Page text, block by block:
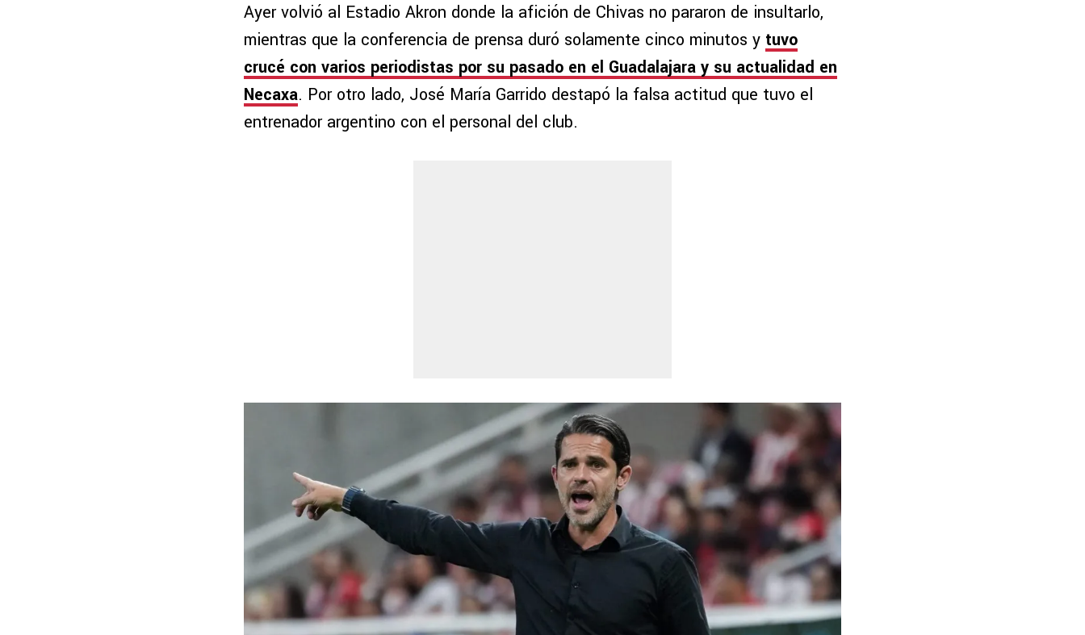
Ayer volvió al Estadio Akron donde la afición de Chivas no pararon de insultarlo,
mientras que la conferencia de prensa duró solamente cinco minutos y tuvo
crucé con varios periodistas por su pasado en el Guadalajara y su actualidad en
Necaxa. Por otro lado, José María Garrido destapó la falsa actitud que tuvo el
entrenador argentino con el personal del club.